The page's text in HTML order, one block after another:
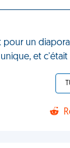
un
et c'était